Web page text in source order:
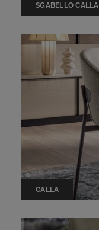
SGABELLO CALLA
CALLA